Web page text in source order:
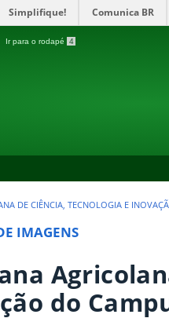
Simplifique! Comunica BR
Ir para o rodapé 4
DE CIÊNCIA, TECNOLOGIA E
IMAGENS
do